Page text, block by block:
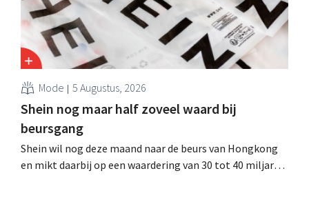
Mode 5 Augustus, 2026
Shein nog maar half zoveel waard bij
beursgang
Shein wil nog deze maand naar de beurs van Hongkong
en mikt daarbij op een waardering van 30 tot 40 miljard